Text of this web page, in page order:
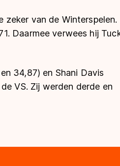
zeker van de Winterspelen.
Daarmee verwees hij
34,87) en Shani Davis
VS. Zij werden derde en